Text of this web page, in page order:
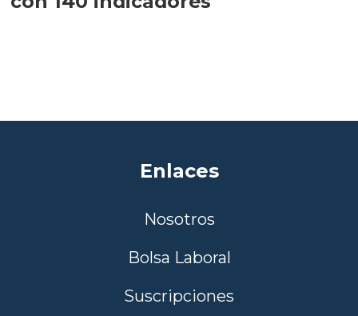
Enlaces
Nosotros
Bolsa Laboral
Suscripciones